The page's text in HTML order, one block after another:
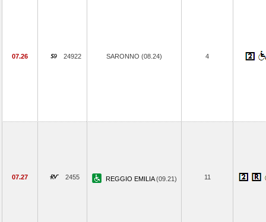
07.26 24922 SARONNO (08.24) 4
07.27 2455 REGGIO EMILIA(09.21) 11